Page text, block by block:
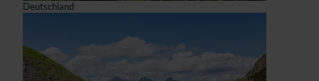
Deutschland